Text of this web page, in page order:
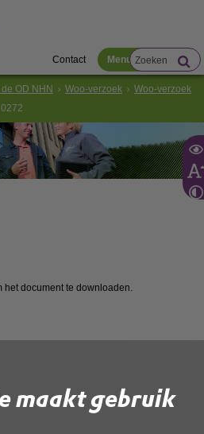
maakt gebruik
Contact Menu
OD NHN Woo-verzoek
Woo-verzoek
0272
het document te downloaden.